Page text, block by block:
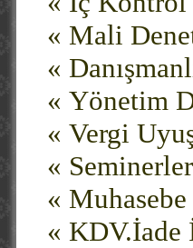
« Mali
«
« Yönetim
« Vergi
«
«
« KDV.İade